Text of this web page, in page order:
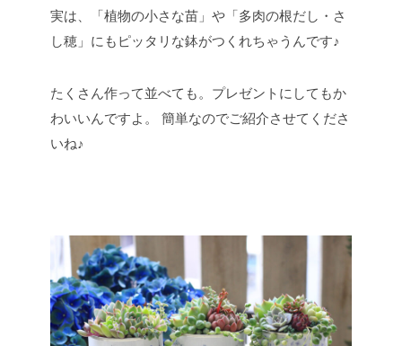
実は、「植物の小さな苗」や「多肉の根だし・さ
し穂」にもピッタリな鉢がつくれちゃうんです♪
たくさん作って並べても。プレゼントにしてもか
わいいんですよ。
簡単なのでご紹介させてくださ
いね♪